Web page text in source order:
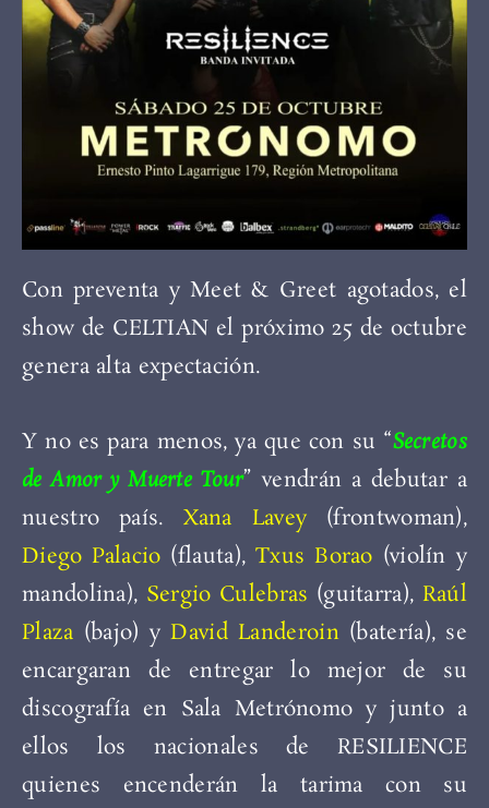
Con preventa y Meet & Greet agotados, el
show de CELTIAN el próximo 25 de octubre
genera alta expectación.
Y no es para menos, ya que con su “Secretos
de Amor y Muerte Tour” vendrán a debutar a
nuestro país. Xana Lavey (frontwoman),
Diego Palacio (flauta),Txus Borao (violín y
mandolina), Sergio Culebras (guitarra), Raúl
Plaza (bajo) yDavid Landeroin(batería), se
encargaran de entregar lo mejor de su
discografía en Sala Metrónomo y junto a
ellos los nacionales de RESILIENCE
quienes encenderán la tarima con su